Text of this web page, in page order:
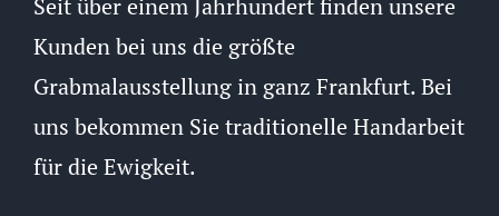
Seit über einem Jahrhundert finden unsere
Kunden bei uns die größte
Grabmalausstellung in ganz Frankfurt. Bei
uns bekommen Sie traditionelle Handarbeit
für die Ewigkeit.